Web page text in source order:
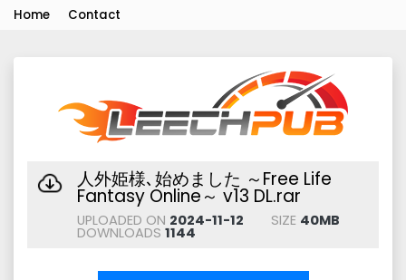
Home Contact
人外姫様､始めました ～Free Life
Fantasy Online～ v13 DL.rar
UPLOADED ON 2024-11-12 SIZE 40MB
DOWNLOADS1144